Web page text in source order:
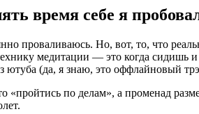
время себе я
проваливаюсь. Но, вот, то, что
медитации — это когда сидишь
(да, я знаю, это оффлайновый
«пройтись по делам», а променад